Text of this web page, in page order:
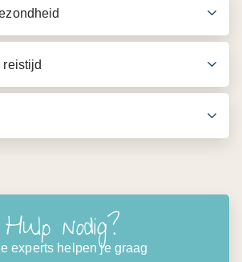
reistijd
Hulp nodig?
experts helpen je graag